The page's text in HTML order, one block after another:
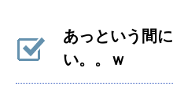
あっという間
い。。ｗ